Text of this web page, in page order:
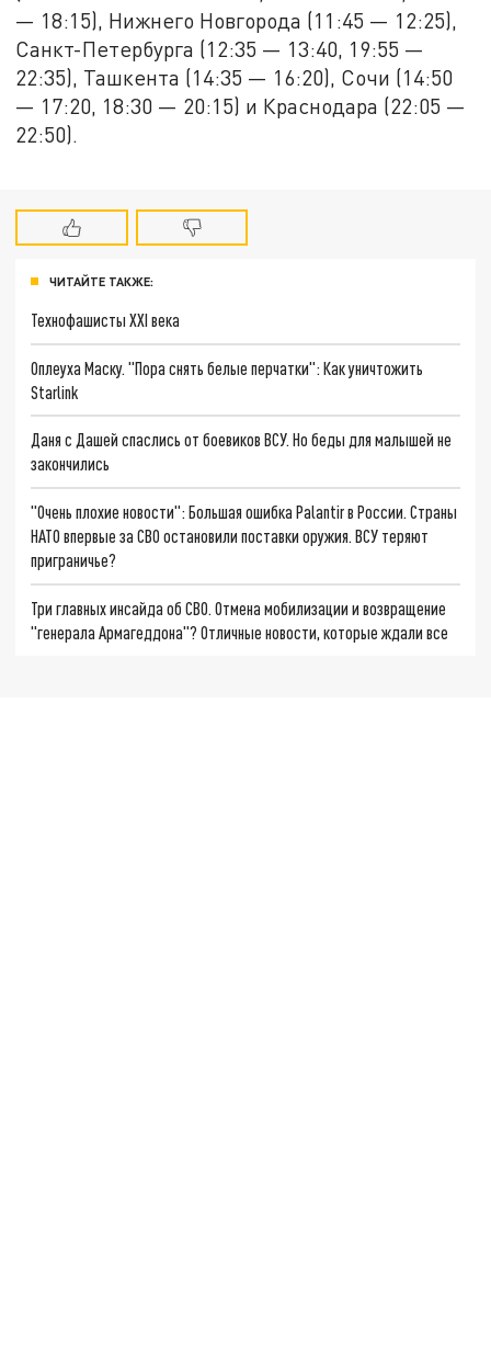
— 18:15), Нижнего Новгорода (11:45 — 12:25),
Санкт-Петербурга (12:35 — 13:40, 19:55 —
22:35), Ташкента (14:35 — 16:20), Сочи (14:50
— 17:20, 18:30 — 20:15) и Краснодара (22:05 —
22:50).
ЧИТАЙТЕ ТАКЖЕ:
Технофашисты XXI века
Оплеуха Маску. "Пора снять белые перчатки": Как уничтожить
Starlink
Даня с Дашей спаслись от боевиков ВСУ. Но беды для малышей не
закончились
"Очень плохие новости": Большая ошибка Palantir в России. Страны
НАТО впервые за СВО остановили поставки оружия. ВСУ теряют
приграничье?
Три главных инсайда об СВО. Отмена мобилизации и возвращение
"генерала Армагеддона"? Отличные новости, которые ждали все